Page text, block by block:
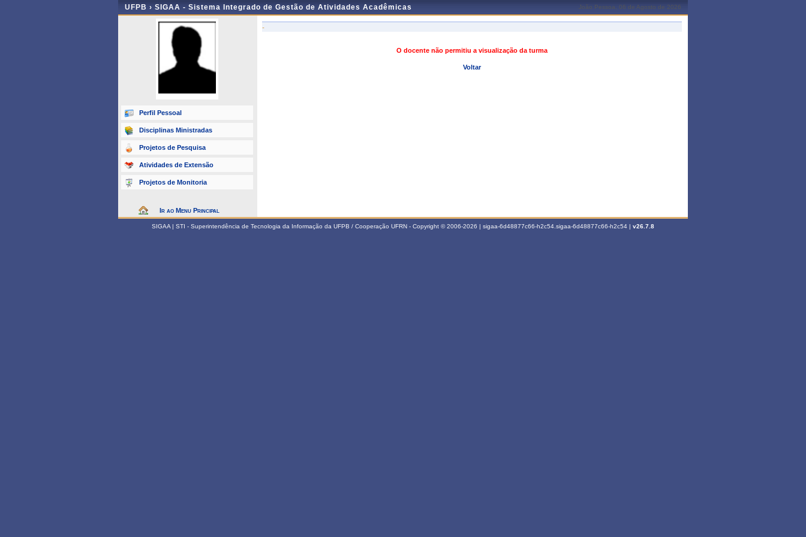
UFPB › SIGAA - Sistema Integrado de Gestão de Atividades Acadêmicas João Pessoa, 06 de Agosto de 2026
Perfil Pessoal
Disciplinas Ministradas
Projetos de Pesquisa
Atividades de Extensão
Projetos de Monitoria
Ir ao Menu Principal
-
O docente não permitiu a visualização da turma
Voltar
SIGAA | STI - Superintendência de Tecnologia da Informação da UFPB / Cooperação UFRN - Copyright © 2006-2026 | sigaa-6d48877c66-h2c54.sigaa-6d48877c66-h2c54 | v26.7.8